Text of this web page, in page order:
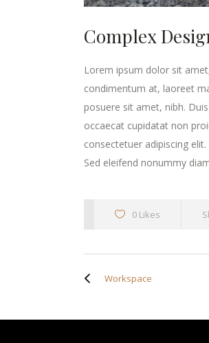
Complex
Lorem ipsum dolor sit
condimentum at, laoreet
posuere sit amet, nibh.
occaecat cupidatat non
consectetuer adipiscing
Sed eleifend nonummy
0 Likes
Workspace